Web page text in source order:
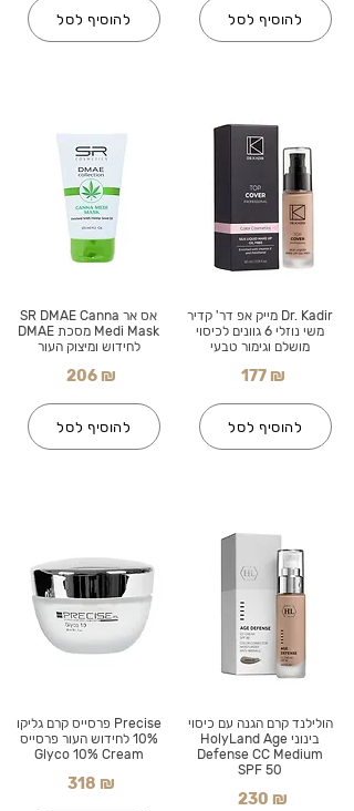
להוסיף לסל
אס אר SR DMAE Canna
Medi Mask מסכת DMAE
לחידוש ומיצוק העור
206 ₪
להוסיף לסל
Precise פרסייס קרם גליקו
10% לחידוש העור פרסייס
Glyco 10% Cream
318 ₪
להוסיף לסל
Dr. Kadir מייק אפ דר' קדיר
משי נוזלי 6 גוונים לכיסוי
מושלם וגימור טבעי
177 ₪
להוסיף לסל
הולילנד קרם הגנה עם כיסוי
בינוני HolyLand Age
Defense CC Medium
SPF 50
230 ₪